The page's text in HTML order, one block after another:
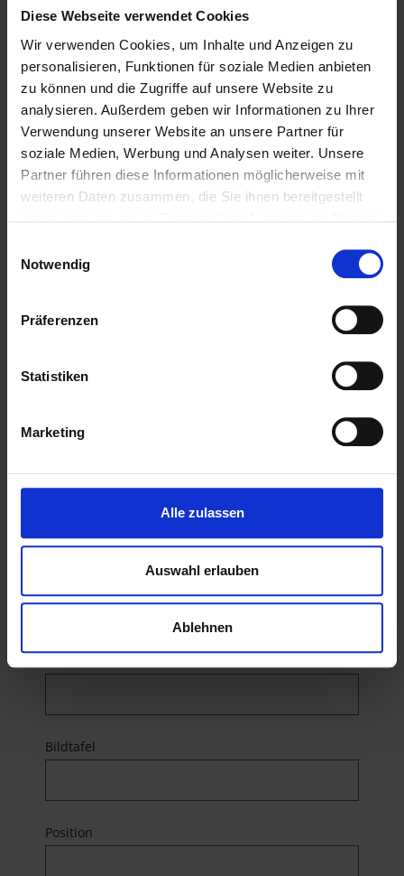
Diese Webseite verwendet Cookies
Wir verwenden Cookies, um Inhalte und Anzeigen zu
personalisieren, Funktionen für soziale Medien anbieten
zu können und die Zugriffe auf unsere Website zu
analysieren. Außerdem geben wir Informationen zu Ihrer
Verwendung unserer Website an unsere Partner für
soziale Medien, Werbung und Analysen weiter. Unsere
Partner führen diese Informationen möglicherweise mit
weiteren Daten zusammen, die Sie ihnen bereitgestellt
Notwendig
Präferenzen
Statistiken
Marketing
Alle zulassen
Auswahl erlauben
Ablehnen
PLZ
Ort
Marke
Menge
Bildtafel
Position